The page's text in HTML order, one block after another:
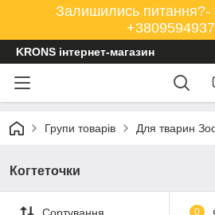
Залишились питання?-
KRONS інтернет-магазин
Групи товарів Для тварин
Когтеточки
Сортування 0